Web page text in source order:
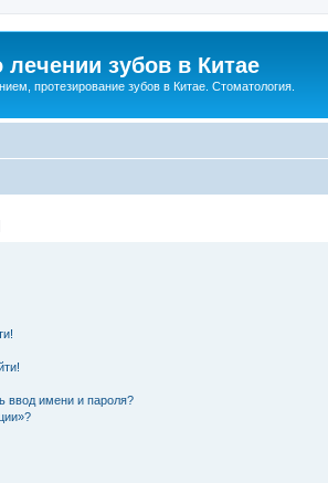
зубов в Китае
протезирование зубов в Китае. Стоматология.
ввод имени и пароля?